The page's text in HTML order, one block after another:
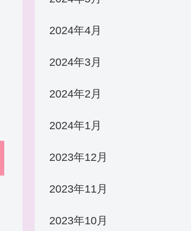
2024年4月
2024年3月
2024年2月
2024年1月
2023年12月
2023年11月
2023年10月